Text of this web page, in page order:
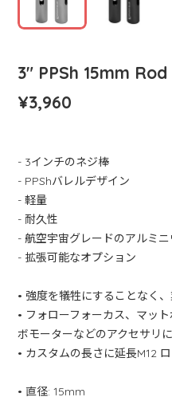
3" PPSh 15mm
¥3,960
- 3インチのネジ棒
- PPShバレルデザイン
- 軽量
- 耐久性
- 航空宇宙グレードのアルミニ
- 拡張可能なオプション
• 強度を犠牲にすることなく
• フォローフォーカス、マッ
ボモーターなどのアクセサリ
• カスタムの長さに延長M12
• 直径: 15mm